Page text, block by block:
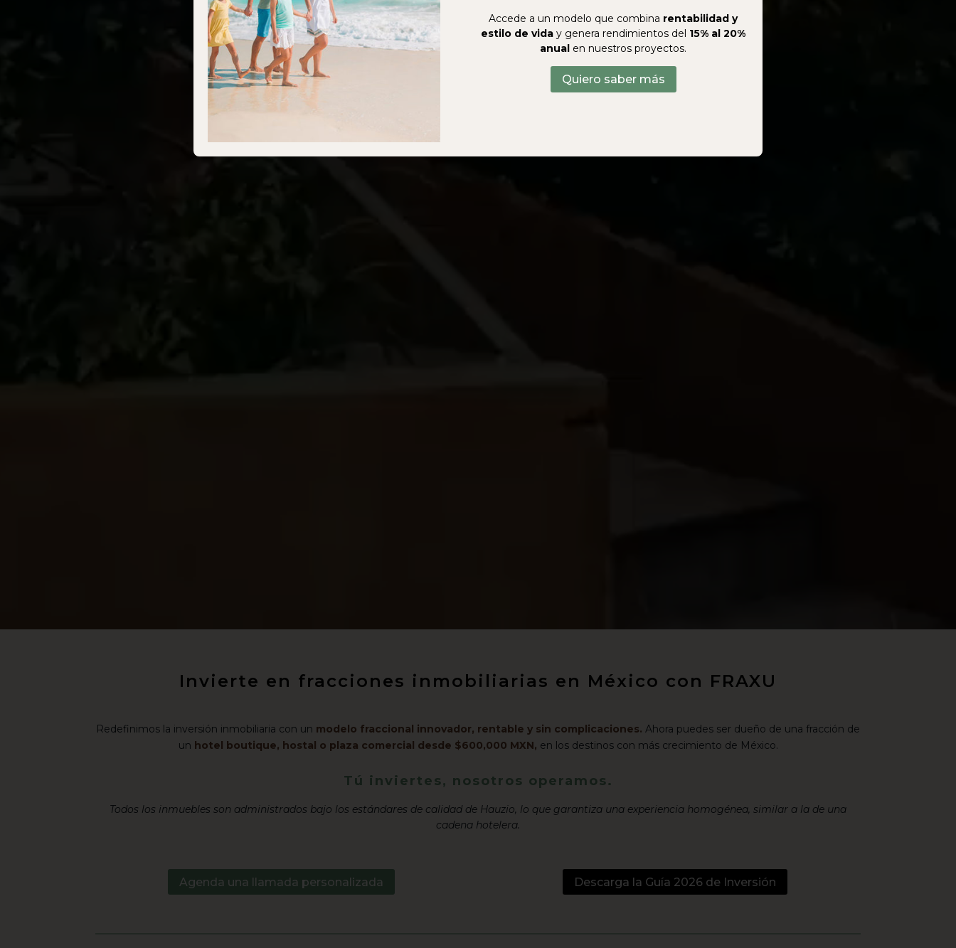
Invierte en fracciones inmobiliarias en México con FRAXU
Redefinimos la inversión inmobiliaria con un modelo fraccional innovador, rentable y sin complicaciones. Ahora puedes ser dueño de una fracción de
un hotel boutique, hostal o plaza comercial desde $600,000 MXN, en los destinos con más crecimiento de México.
Tú inviertes, nosotros operamos.
Todos los inmuebles son administrados bajo los estándares de calidad de Hauzio, lo que garantiza una experiencia homogénea, similar a la de una
cadena hotelera.
Agenda una llamada personalizada Descarga la Guía 2026 de Inversión
Accede a un modelo que combina rentabilidad y
estilo de vida y genera rendimientos del 15% al 20%
anual en nuestros proyectos.
Quiero saber más